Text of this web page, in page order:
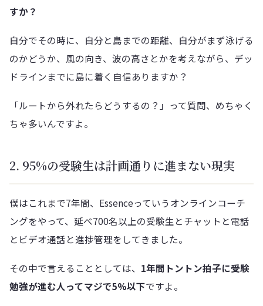
すか？
自分でその時に、自分と島までの距離、自分がまず泳げる
のかどうか、風の向き、波の高さとかを考えながら、デッ
ドラインまでに島に着く自信ありますか？
「ルートから外れたらどうするの？」って質問、めちゃく
ちゃ多いんですよ。
2. 95%の受験生は計画通りに進まない現実
僕はこれまで7年間、Essenceっていうオンラインコーチ
ングをやって、延べ700名以上の受験生とチャットと電話
とビデオ通話と進捗管理をしてきました。
その中で言えることとしては、 1年間トントン拍子に受験
勉強が進む人ってマジで5%以下ですよ。